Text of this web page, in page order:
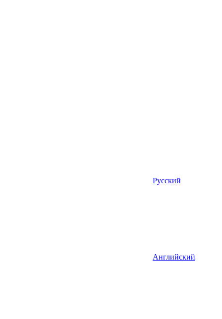
Русский
Английский